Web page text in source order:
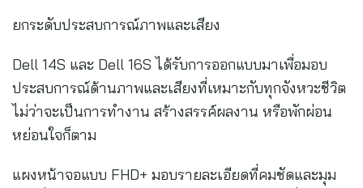
ยกระดับประสบการณ์ภาพและเสียง
Dell 14S และ Dell 16S ได้รับการออกแบบมาเพื่อมอบ
ประสบการณ์ด้านภาพและเสียงที่เหมาะกับทุกจังหวะชีวิต
ไม่ว่าจะเป็นการทำงาน สร้างสรรค์ผลงาน หรือพักผ่อน
หย่อนใจก็ตาม
แผงหน้าจอแบบ FHD+ มอบรายละเอียดที่คมชัดและมุม